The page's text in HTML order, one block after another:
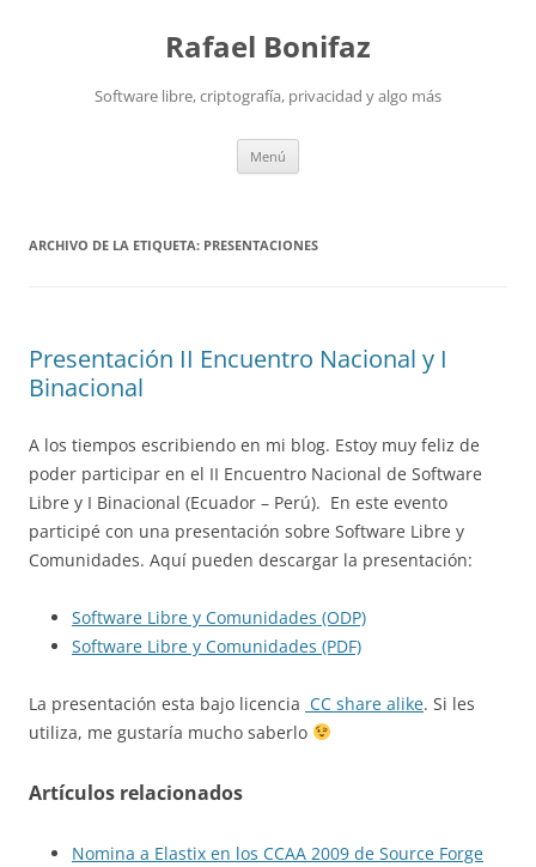
Rafael Bonifaz
Software libre, criptografía, privacidad y algo más
Menú
ARCHIVO DE LA ETIQUETA: PRESENTACIONES
Presentación II Encuentro Nacional y I
Binacional
A los tiempos escribiendo en mi blog. Estoy muy feliz de
poder participar en el II Encuentro Nacional de Software
Libre y I Binacional (Ecuador – Perú). En este evento
participé con una presentación sobre Software Libre y
Comunidades. Aquí pueden descargar la presentación:
Software Libre y Comunidades (ODP)
Software Libre y Comunidades (PDF)
La presentación esta bajo licencia CC share alike. Si les
utiliza, me gustaría mucho saberlo
Artículos relacionados
Nomina a Elastix en los CCAA 2009 de Source Forge